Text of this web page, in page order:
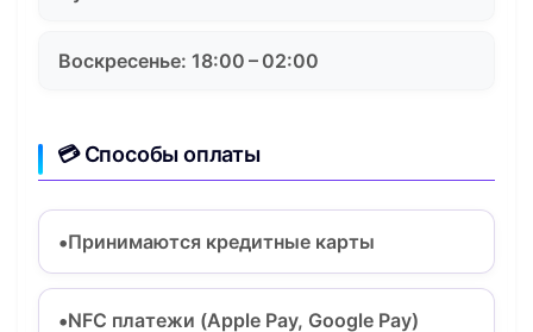
Воскресенье: 18:00 – 02:00
💳 Способы оплаты
Принимаются кредитные карты
NFC платежи (Apple Pay, Google Pay)